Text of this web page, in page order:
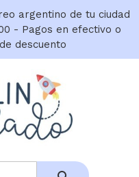
argentino de tu ciudad
- Pagos en efectivo o
descuento